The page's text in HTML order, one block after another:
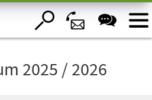
2025 / 2026